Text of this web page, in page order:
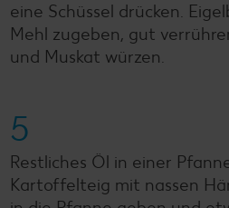
eine Schüssel drücken.
Mehl zugeben, gut
und Muskat würzen.
5
Restliches Öl in einer
Kartoffelteig mit nassen